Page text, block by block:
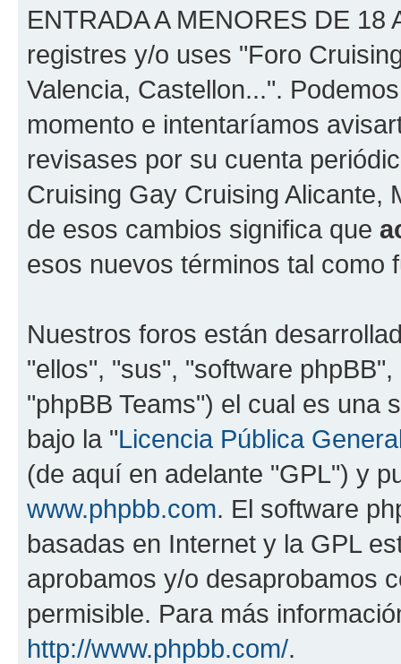
ENTRADA A MENORES DE
registres y/o uses "Foro
Valencia, Castellon...".
momento e intentaríamos
revisases por su cuenta
Cruising Gay Cruising Alicante,
de esos cambios significa que
esos nuevos términos tal como
Nuestros foros están
"ellos", "sus", "software
"phpBB Teams") el cual es una
bajo la "Licencia Pública
(de aquí en adelante "GPL") y
www.phpbb.com. El software
basadas en Internet y la GPL
aprobamos y/o desaprobamos
permisible. Para más
http://www.phpbb.com/.